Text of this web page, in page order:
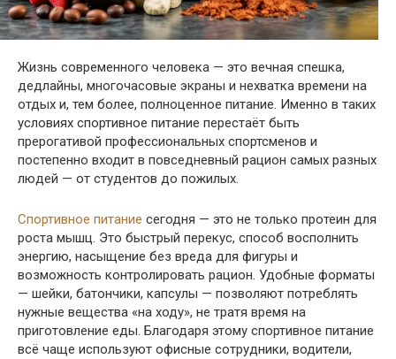
Жизнь современного человека — это вечная спешка,
дедлайны, многочасовые экраны и нехватка времени на
отдых и, тем более, полноценное питание. Именно в таких
условиях спортивное питание перестаёт быть
прерогативой профессиональных спортсменов и
постепенно входит в повседневный рацион самых разных
людей — от студентов до пожилых.
Спортивное питание сегодня — это не только протеин для
роста мышц. Это быстрый перекус, способ восполнить
энергию, насыщение без вреда для фигуры и
возможность контролировать рацион. Удобные форматы
— шейки, батончики, капсулы — позволяют потреблять
нужные вещества «на ходу», не тратя время на
приготовление еды. Благодаря этому спортивное питание
всё чаще используют офисные сотрудники, водители,